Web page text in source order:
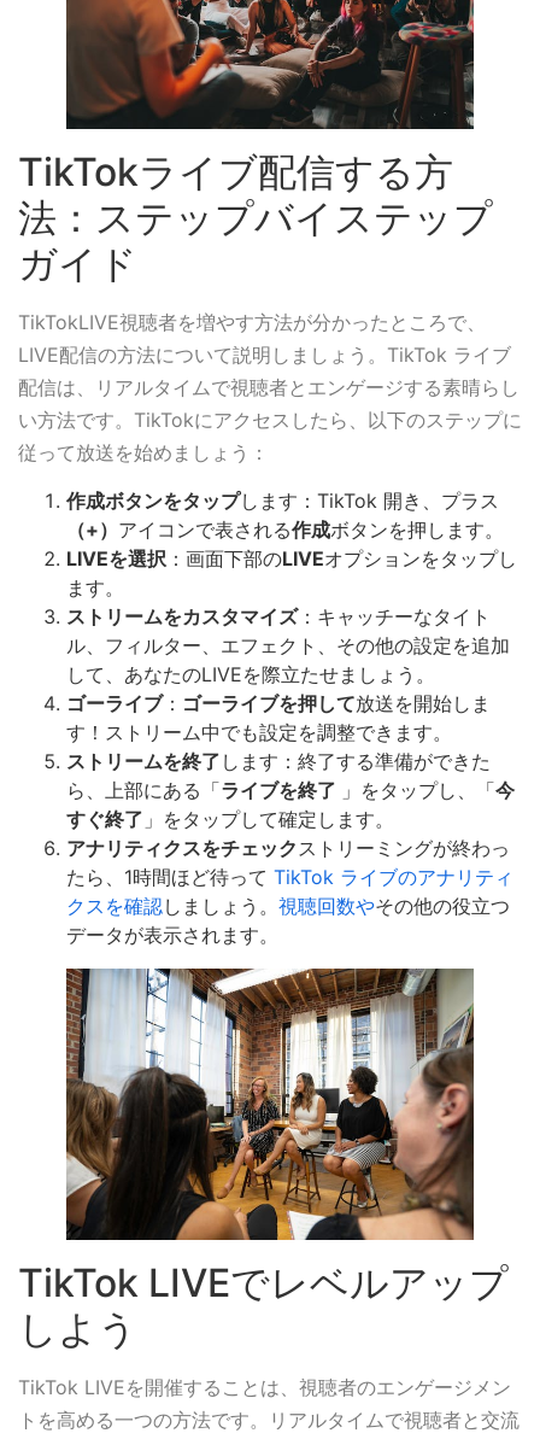
TikTokライブ配信する方
法：ステップバイステップ
ガイド
TikTokLIVE視聴者を増やす方法が分かったところで、
LIVE配信の方法について説明しましょう。TikTok ライブ
配信は、リアルタイムで視聴者とエンゲージする素晴らし
い方法です。TikTokにアクセスしたら、以下のステップに
従って放送を始めましょう：
作成ボタンをタップします：TikTok 開き、プラス
（+） アイコンで表される作成ボタンを押します。
LIVEを選択 ：画面下部のLIVEオプションをタップし
ます。
ストリームをカスタマイズ：キャッチーなタイト
ル、フィルター、エフェクト、その他の設定を追加
して、あなたのLIVEを際立たせましょう。
ゴーライブ： ゴーライブを押して放送を開始しま
す！ストリーム中でも設定を調整できます。
ストリームを終了 します：終了する準備ができた
ら、上部にある「ライブを終了 」をタップし、「今
すぐ終了 」をタップして確定します。
アナリティクスをチェック ストリーミングが終わっ
たら、1時間ほど待って TikTok ライブのアナリティ
クスを確認しましょう。 視聴回数やその他の役立つ
データが表示されます。
TikTok LIVEでレベルアップ
しよう
TikTok LIVEを開催することは、視聴者のエンゲージメン
トを高める一つの方法です。リアルタイムで視聴者と交流